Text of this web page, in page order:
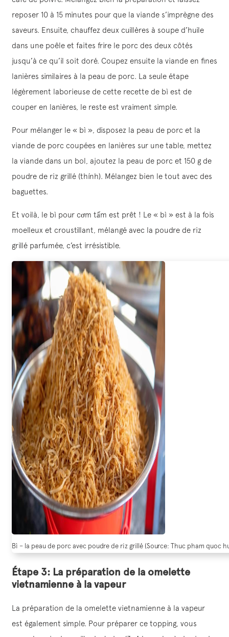
reposer 10 à 15 minutes pour que la viande s’imprègne des
saveurs. Ensuite, chauffez deux cuillères à soupe d’huile
dans une poêle et faites frire le porc des deux côtés
jusqu’à ce qu’il soit doré. Coupez ensuite la viande en fines
lanières similaires à la peau de porc. La seule étape
légèrement laborieuse de cette recette de bì est de
couper en lanières, le reste est vraiment simple.
Pour mélanger le « bì », disposez la peau de porc et la
viande de porc coupées en lanières sur une table, mettez
la viande dans un bol, ajoutez la peau de porc et 150 g de
poudre de riz grillé (thính). Mélangez bien le tout avec des
baguettes.
Et voilà, le bì pour cơm tấm est prêt ! Le « bì » est à la fois
moelleux et croustillant, mélangé avec la poudre de riz
grillé parfumée, c’est irrésistible.
Bì – la peau de porc avec poudre de riz grillé (Source: Thuc pham quoc
Étape 3: La préparation de la omelette
vietnamienne à la vapeur
La préparation de la omelette vietnamienne à la vapeur
est également simple. Pour préparer ce topping, vous